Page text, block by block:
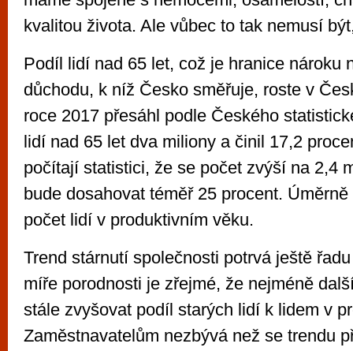
kvalitou života. Ale vůbec to tak nemusí
Podíl lidí nad 65 let, což je hranice nároku
důchodu, k níž Česko směřuje, roste v
roce 2017 přesáhl podle Českého
lidí nad 65 let dva miliony a činil 17,2
počítají statistici, že se počet zvýší na 2,4
bude dosahovat téměř 25 procent.
počet lidí v produktivním věku.
Trend stárnutí společnosti potrvá ještě
míře porodnosti je zřejmé, že nejméně
stále zvyšovat podíl starých lidí k lidem v
Zaměstnavatelům nezbývá než se trendu